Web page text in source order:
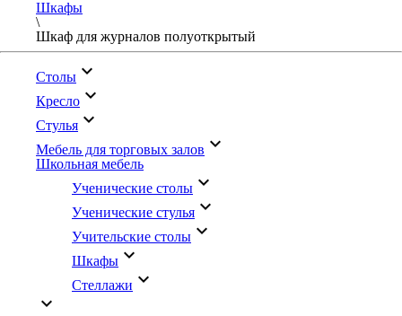
Шкафы
\
Шкаф для журналов полуоткрытый
Столы keyboard_arrow_down
Кресло keyboard_arrow_down
Стулья keyboard_arrow_down
Мебель для торговых залов keyboard_arrow_down
Школьная мебель
Ученические столы keyboard_arrow_down
Ученические стулья keyboard_arrow_down
Учительские столы keyboard_arrow_down
Шкафы keyboard_arrow_down
Стеллажи keyboard_arrow_down
keyboard_arrow_down